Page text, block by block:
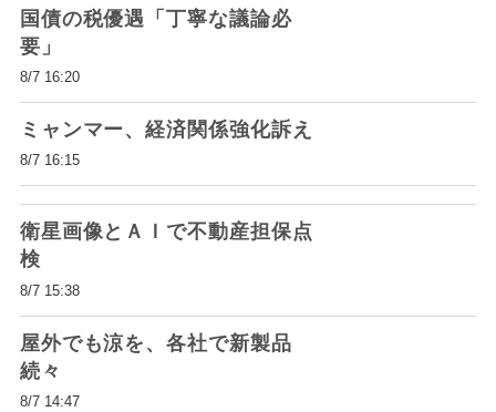
国債の税優遇「丁寧な議論必
要」
8/7 16:20
ミャンマー、経済関係強化訴え
8/7 16:15
衛星画像とＡＩで不動産担保点
検
8/7 15:38
屋外でも涼を、各社で新製品
続々
8/7 14:47